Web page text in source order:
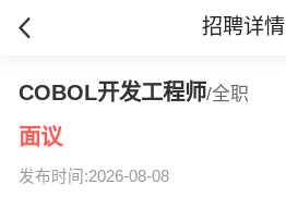
招聘详情
COBOL开发工程师/全职
面议
发布时间:2026-08-08